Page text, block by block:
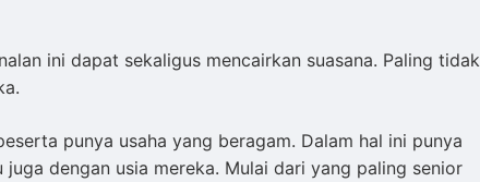
ini dapat sekaligus mencairkan suasana. Paling tidak
punya usaha yang beragam. Dalam hal ini punya
dengan usia mereka. Mulai dari yang paling senior